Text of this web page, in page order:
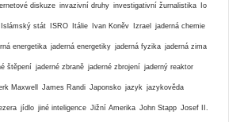
diskuze invazivní druhy investigativní žurnalistika Io
Islámský stát ISRO Itálie Ivan Koněv Izrael jaderná chemie
energetika jaderná energetiky jaderná fyzika jaderná zima
štěpení jaderné zbraně jaderné zbrojení jaderný reaktor
Maxwell James Randi Japonsko jazyk jazykověda
jídlo jiné inteligence Jižní Amerika John Stapp Josef II.